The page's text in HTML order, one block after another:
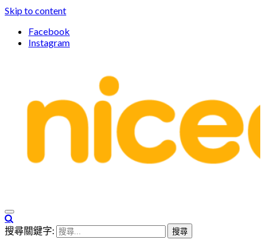
Skip to content
Facebook
Instagram
Niceday 親子X體驗
親子體驗的首選預訂平台
搜尋關鍵字: